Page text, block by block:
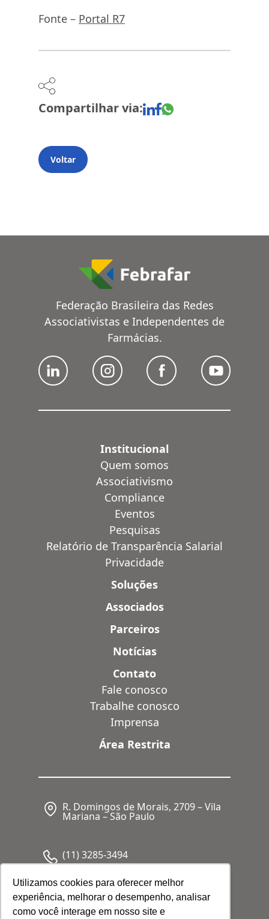
Utilizamos cookies para oferecer melhor
experiência, melhorar o desempenho, analisar
como você interage em nosso site e
Fonte – Portal R7
Compartilhar via:
Voltar
Federação Brasileira das Redes
Associativistas e Independentes de
Farmácias.
Institucional
Quem somos
Associativismo
Compliance
Eventos
Pesquisas
Relatório de Transparência Salarial
Privacidade
Soluções
Associados
Parceiros
Notícias
Contato
Fale conosco
Trabalhe conosco
Imprensa
Área Restrita
R. Domingos de Morais, 2709 – Vila
Mariana – São Paulo
(11) 3285-3494
CNPJ: 05.341.062/0001-80